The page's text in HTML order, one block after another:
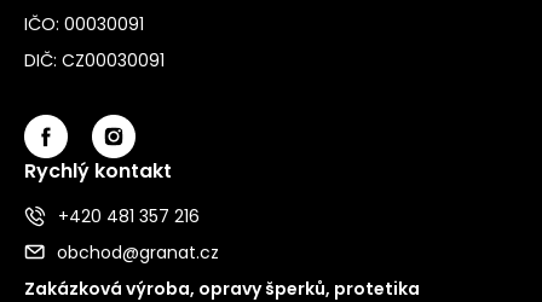
IČO: 00030091
DIČ: CZ00030091
Rychlý kontakt
+420 481 357 216
obchod@granat.cz
Zakázková výroba, opravy šperků, protetika